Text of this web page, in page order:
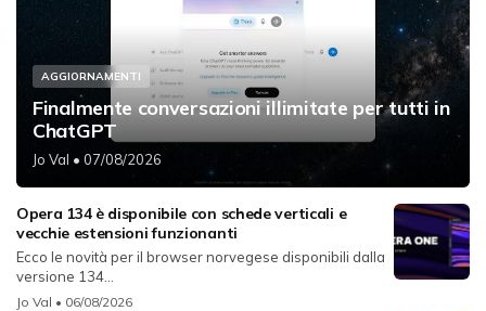
AGGIORNAMENTI
Finalmente conversazioni illimitate per tutti in
ChatGPT
Jo Val • 07/08/2026
Opera 134 è disponibile con schede verticali e
vecchie estensioni funzionanti
Ecco le novità per il browser norvegese disponibili dalla
versione 134...
Jo Val • 06/08/2026